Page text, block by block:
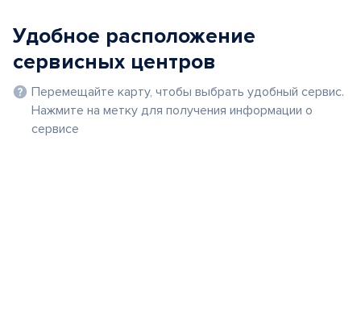
Удобное расположение
сервисных центров
Перемещайте карту, чтобы выбрать удобный сервис.
Нажмите на метку для получения информации о
сервисе